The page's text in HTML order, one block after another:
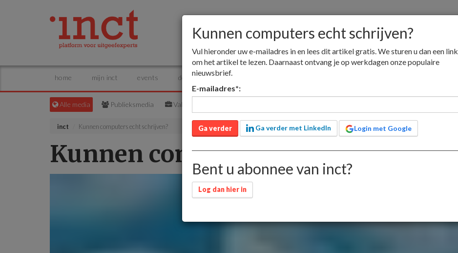
home mijn inct events dossiers adverteren
Alle media Publieksmedia Vakmedia
inct Kunnen computers echt schrijven?
Kunnen computers echt schrijven?
Kunnen computers echt schrijven?
Vul hieronder uw e-mailadres in en lees dit artikel gratis. We sturen u dan een link
om het artikel te lezen. Daarnaast ontvang je op werkdagen onze populaire
nieuwsbrief.
E-mailadres*:
Ga verder Ga verder met LinkedIn Login met Google
Bent u abonnee van inct?
Log dan hier in